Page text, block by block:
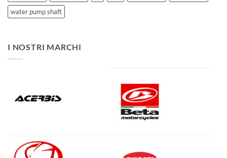
water pump shaft
I NOSTRI MARCHI